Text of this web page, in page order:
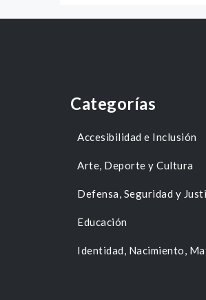
Categorías
Accesibilidad e Inclusión
Arte, Deporte y Cultura
Defensa, Seguridad y
Educación
Identidad, Nacimiento,